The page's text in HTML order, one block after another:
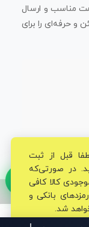
مناسب و ارسال
و حرفه‌ای را برای
محفوظ می‌باشد.
قبل از ثبت
در صورتی‌که
کالا کافی
بانکی و
شد.